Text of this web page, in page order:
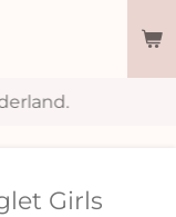
Girls